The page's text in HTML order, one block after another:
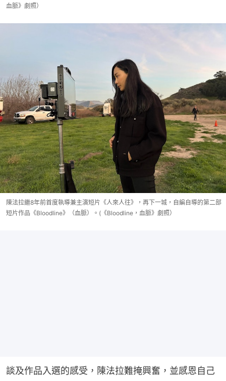
血脈》劇照）
陳法拉繼8年前首度執導兼主演短片《人來人往》，再下一城，自編自導的第二部
短片作品《Bloodline》（血脈）。(《Bloodline，血脈》劇照）
談及作品入選的感受，陳法拉難掩興奮，並感恩自己